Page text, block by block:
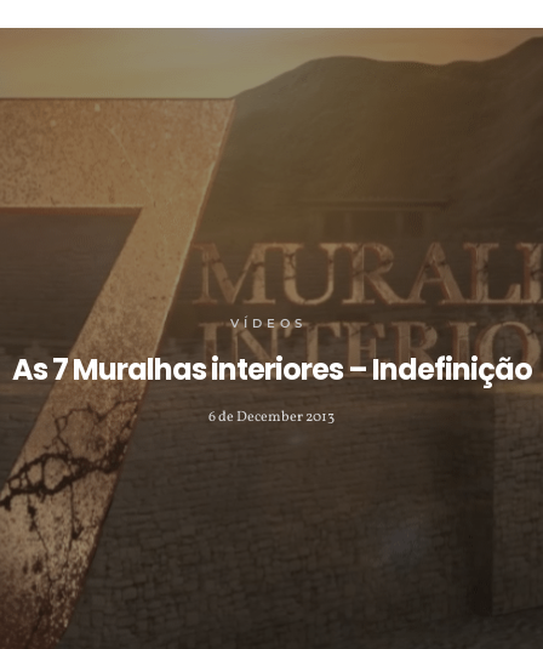
VÍDEOS
As 7 Muralhas interiores – Indefinição
6 de December 2013